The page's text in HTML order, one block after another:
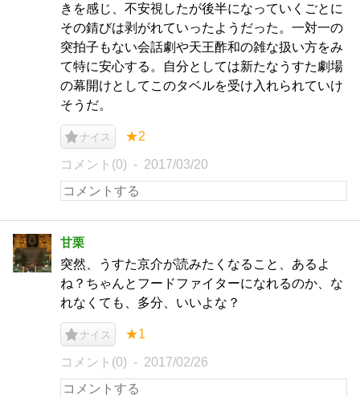
きを感じ、不安視したが後半になっていくごとに
その錆びは剥がれていったようだった。一対一の
突拍子もない会話劇や天王酢和の雑な扱い方をみ
て特に安心する。自分としては新たなうすた劇場
の幕開けとしてこのタベルを受け入れられていけ
そうだ。
ナイス ★2
コメント(0) 2017/03/20
甘栗
突然、うすた京介が読みたくなること、あるよ
ね？ちゃんとフードファイターになれるのか、な
れなくても、多分、いいよな？
ナイス ★1
コメント(0) 2017/02/26